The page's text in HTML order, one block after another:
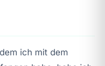
ich mit dem